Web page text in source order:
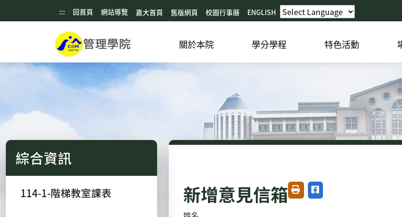
::: 回首頁 網站導覽 嘉大首頁 舊版網頁 校園行事曆 ENGLISH
關於本院 學分學程 特色活動
綜合資訊
114-1-階梯教室課表 新增意見信箱 友善列印分享至臉書